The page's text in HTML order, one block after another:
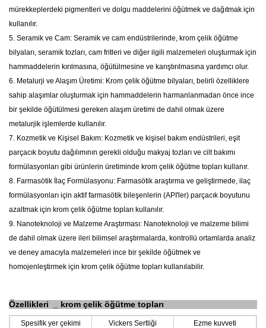
mürekkeplerdeki pigmentleri ve dolgu maddelerini öğütmek ve dağıtmak için
kullanılır.
5. Seramik ve Cam: Seramik ve cam endüstrilerinde, krom çelik öğütme
bilyaları, seramik tozları, cam fritleri ve diğer ilgili malzemeleri oluşturmak için
hammaddelerin kırılmasına, öğütülmesine ve karıştırılmasına yardımcı olur.
6. Metalurji ve Alaşım Üretimi: Krom çelik öğütme bilyaları, belirli özelliklere
sahip alaşımlar oluşturmak için hammaddelerin harmanlanmadan önce ince
bir şekilde öğütülmesi gereken alaşım üretimi de dahil olmak üzere
metalurjik işlemlerde kullanılır.
7. Kozmetik ve Kişisel Bakım: Kozmetik ve kişisel bakım endüstrileri, eşit
parçacık boyutu dağılımının gerekli olduğu makyaj tozları ve cilt bakımı
formülasyonları gibi ürünlerin üretiminde krom çelik öğütme topları kullanır.
8. Farmasötik İlaç Formülasyonu: Farmasötik araştırma ve geliştirmede, ilaç
formülasyonları için aktif farmasötik bileşenlerin (API'ler) parçacık boyutunu
azaltmak için krom çelik öğütme topları kullanılır.
9. Nanoteknoloji ve Malzeme Araştırması: Nanoteknoloji ve malzeme bilimi
de dahil olmak üzere ileri bilimsel araştırmalarda, kontrollü ortamlarda analiz
ve deney amacıyla malzemeleri ince bir şekilde öğütmek ve
homojenleştirmek için krom çelik öğütme topları kullanılabilir.
Özellikleri krom çelik öğütme topları
Spesifik yer çekimi Vickers Sertliği
Ezme kuvveti